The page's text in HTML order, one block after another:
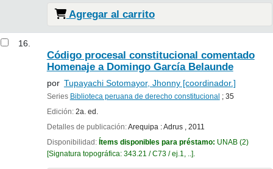
Agregar al carrito
16.
Código procesal constitucional comentado
Homenaje a Domingo García Belaunde
por Tupayachi Sotomayor, Jhonny[coordinador.]
Series Biblioteca peruana de derecho constitucional ; 35
Edición: 2a. ed.
Detalles de publicación:Arequipa :Adrus , 2011
Disponibilidad: Ítems disponibles para préstamo: UNAB(2)
Signatura topográfica: 343.21 / C73 / ej.1, .. .